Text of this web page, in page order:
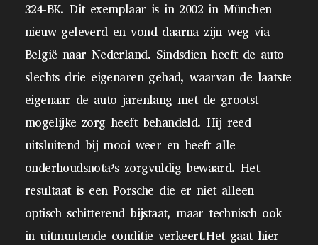
324-BK. Dit exemplaar is in 2002 in München
nieuw geleverd en vond daarna zijn weg via
België naar Nederland. Sindsdien heeft de auto
slechts drie eigenaren gehad, waarvan de laatste
eigenaar de auto jarenlang met de grootst
mogelijke zorg heeft behandeld. Hij reed
uitsluitend bij mooi weer en heeft alle
onderhoudsnota’s zorgvuldig bewaard. Het
resultaat is een Porsche die er niet alleen
optisch schitterend bijstaat, maar technisch ook
in uitmuntende conditie verkeert.Het gaat hier